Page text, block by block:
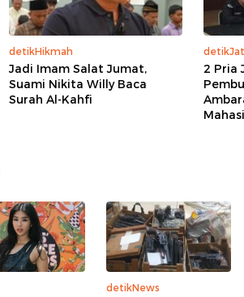
detikHikmah
Jadi Imam Salat Jumat,
Suami Nikita Willy Baca
Surah Al-Kahfi
2 Pria
detikNews